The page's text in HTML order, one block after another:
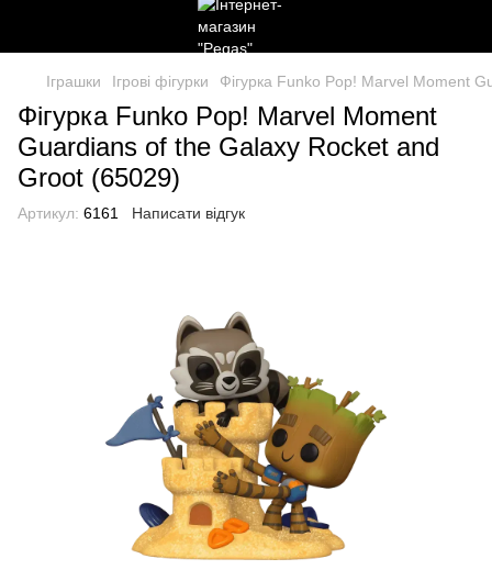
Іграшки Ігрові фігурки Фігурка Funko Pop! Marvel Moment
Фігурка Funko Pop! Marvel Moment
Guardians of the Galaxy Rocket and
Groot (65029)
Артикул: 6161 Написати відгук